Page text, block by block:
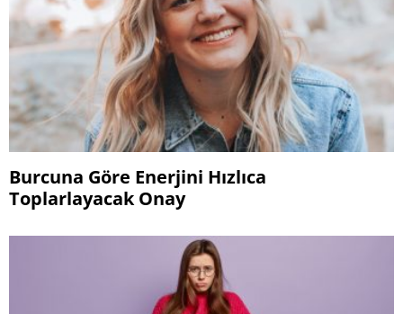
Burcuna Göre Enerjini Hızlıca
Toplarlayacak Onay